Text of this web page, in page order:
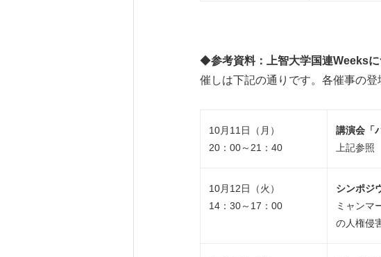
◆参考資料：上智大学国連Weeks
催しは下記の通りです。各催事の登
10月11日（月）
20：00～21：40
講演会「
上記参照
10月12日（火）
14：30～17：00
シンポジ
ミャンマ
の人権侵